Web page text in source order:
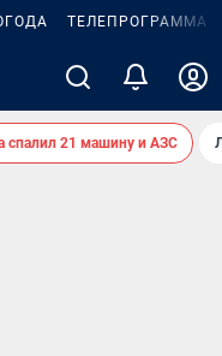
ТЕЛЕПРОГРАММА
спалил 21 машину и АЗС